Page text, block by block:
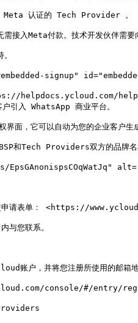
Meta 认证的 Tech Provider 。
接入Meta付款。技术开发伙伴需
signup"
helpdocs.ycloud.com/
入 WhatsApp 商业平台。
界面，它可以自动为您的企业客户
和Tech Providers双方的品牌名
交申请表单： <https://
与您联系。
账户，并将您注册所使用的邮箱
console/#/entry/